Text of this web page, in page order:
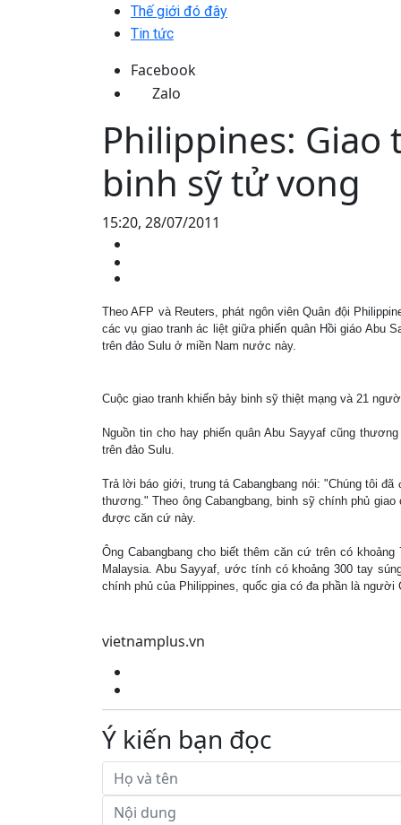
Thế giới đó đây
Tin tức
Facebook
Zalo
Philippines: Giao
binh sỹ tử vong
15:20, 28/07/2011
Theo AFP và Reuters, phát ngôn viên Quân đội
các vụ giao tranh ác liệt giữa phiến quân Hồi giáo Abu
trên đảo Sulu ở miền Nam nước này.
Cuộc giao tranh khiến bảy binh sỹ thiệt mạng và 21
Nguồn tin cho hay phiến quân Abu Sayyaf cũng
trên đảo Sulu.
Trả lời báo giới, trung tá Cabangbang nói: "Chúng tôi
thương." Theo ông Cabangbang, binh sỹ chính phủ
được căn cứ này.
Ông Cabangbang cho biết thêm căn cứ trên có
Malaysia. Abu Sayyaf, ước tính có khoảng 300 tay
chính phủ của Philippines, quốc gia có đa phần là người
vietnamplus.vn
Ý kiến bạn đọc